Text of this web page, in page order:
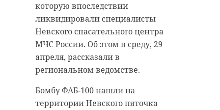
которую впоследствии
ликвидировали специалисты
Невского спасательного центра
МЧС России. Об этом в среду, 29
апреля, рассказали в
региональном ведомстве.
Бомбу ФАБ-100 нашли на
территории Невского пяточка